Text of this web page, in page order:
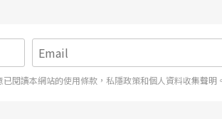
閱讀本網站的使用條款，私隱政策和個人資料收集聲明。